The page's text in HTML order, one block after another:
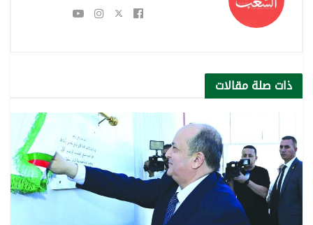
ذات صلةمقالات